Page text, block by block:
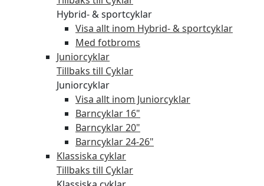
Hybrid- & sportcyklar
Visa allt inom Hybrid- & sportcyklar
Med fotbroms
Juniorcyklar
Tillbaks till Cyklar
Juniorcyklar
Visa allt inom Juniorcyklar
Barncyklar 16"
Barncyklar 20"
Barncyklar 24-26"
Klassiska cyklar
Tillbaks till Cyklar